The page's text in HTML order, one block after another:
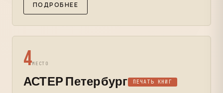
ПОДРОБНЕЕ
4МЕСТО
АСТЕР Петербург ПЕЧАТЬ КНИГ